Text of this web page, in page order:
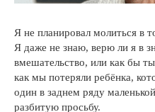
Я не планировал молиться в
Я даже не знаю, верю ли я в
вмешательство, или как бы
как мы потеряли ребёнка,
один в заднем ряду
разбитую просьбу.